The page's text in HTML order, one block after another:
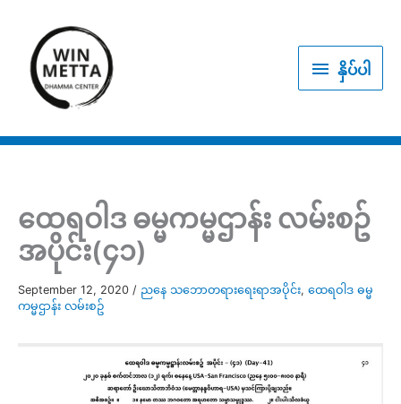
content
နှိပ် နှိပ်ပါ
ထေရဝါဒ ဓမ္မကမ္မဌာန်း လမ်းစဥ်
အပိုင်း(၄၁)
September 12, 2020 / ညနေ သဘောတရားရေးရာအပိုင်း, ထေရဝါဒ ဓမ္မ
ကမ္မဌာန်း လမ်းစဥ်